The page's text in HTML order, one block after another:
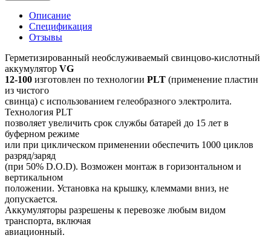
Описание
Спецификация
Отзывы
Герметизированный необслуживаемый свинцово-кислотный
аккумулятор VG
12-100 изготовлен по технологии PLT (применение пластин
из чистого
свинца) с использованием гелеобразного электролита.
Технология PLT
позволяет увеличить срок службы батарей до 15 лет в
буферном режиме
или при циклическом применении обеспечить 1000 циклов
разряд/заряд
(при 50% D.O.D). Возможен монтаж в горизонтальном и
вертикальном
положении. Установка на крышку, клеммами вниз, не
допускается.
Аккумуляторы разрешены к перевозке любым видом
транспорта, включая
авиационный.